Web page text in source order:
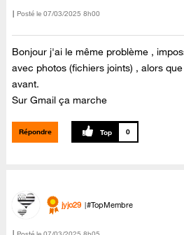
Posté le ‎07/03/2025 8h00
Bonjour j'ai le même problème ,
avec photos (fichiers joints) , alors
avant.
Sur Gmail ça marche
Répondre 0
jyjo29 #TopMembre